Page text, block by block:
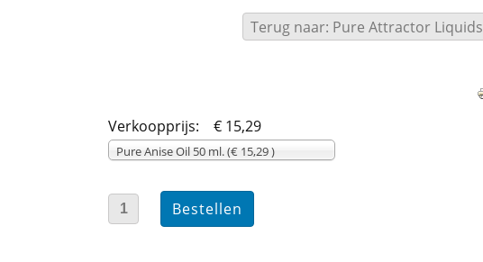
Terug naar: Pure Attractor Liquids
Verkoopprijs: € 15,29
Pure Anise Oil 50 ml. (€ 15,29 )